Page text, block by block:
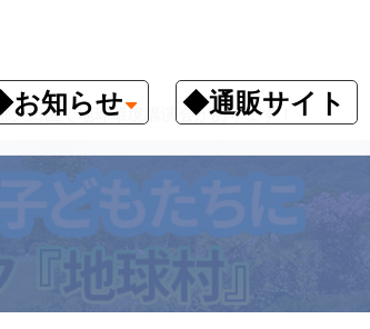
知らせ ◆通販サイト
大田区で地球環境講演会があります！